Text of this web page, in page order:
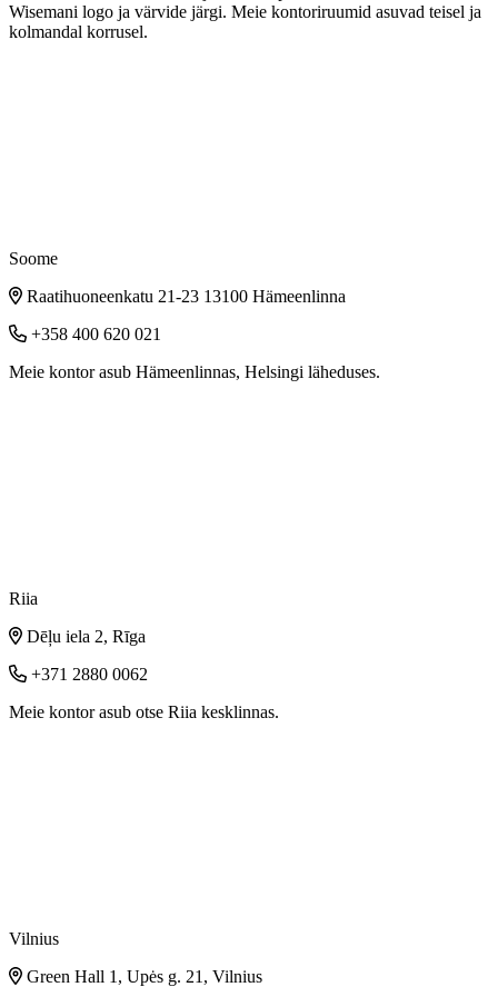
Wisemani logo ja värvide järgi. Meie kontoriruumid asuvad teisel ja
kolmandal korrusel.
Soome
Raatihuoneenkatu 21-23 13100 Hämeenlinna
+358 400 620 021
Meie kontor asub Hämeenlinnas, Helsingi läheduses.
Riia
Dēļu iela 2, Rīga
+371 2880 0062
Meie kontor asub otse Riia kesklinnas.
Vilnius
Green Hall 1, Upės g. 21, Vilnius